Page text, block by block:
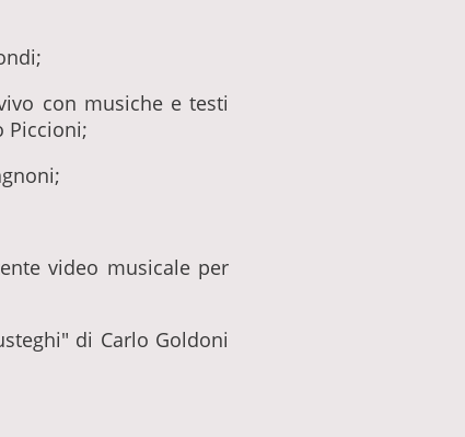
con musiche e testi
Piccioni;
video musicale per
di Carlo Goldoni